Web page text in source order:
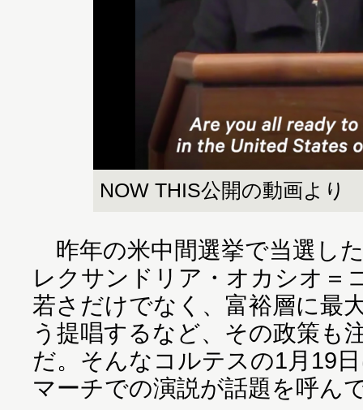
NOW THIS公開の動画より
昨年の米中間選挙で当選し
レクサンドリア・オカシオ＝
若さだけでなく、富裕層に最
う提唱するなど、その政策も
だ。そんなコルテスの1月19
マーチでの演説が話題を呼ん